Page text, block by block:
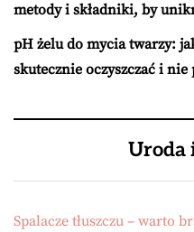
metody i składniki, by
pH żelu do mycia twarzy:
skutecznie oczyszczać i nie
Uroda
Spalacze tłuszczu – warto